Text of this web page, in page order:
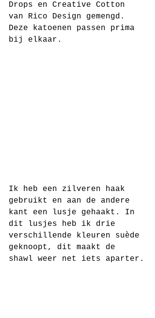
Drops en Creative Cotton
van Rico Design gemengd.
Deze katoenen passen prima
bij elkaar.
Ik heb een zilveren haak
gebruikt en aan de andere
kant een lusje gehaakt. In
dit lusjes heb ik drie
verschillende kleuren suède
geknoopt, dit maakt de
shawl weer net iets aparter.